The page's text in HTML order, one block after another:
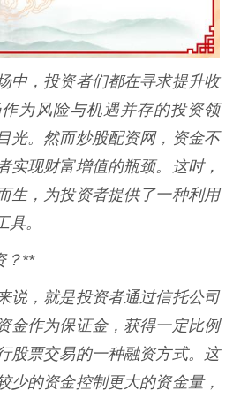
中，投资者们都在寻求提升收
为风险与机遇并存的投资领
光。然而炒股配资网，资金不
实现财富增值的瓶颈。这时，
生，为投资者提供了一种利用
。
？**
说，就是投资者通过信托公司
金作为保证金，获得一定比例
股票交易的一种融资方式。这
少的资金控制更大的资金量，